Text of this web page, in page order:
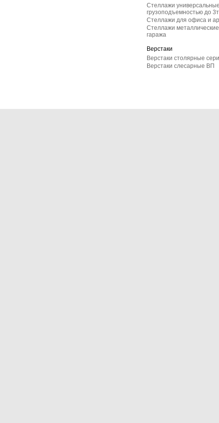
Стеллажи
грузоподъемностью до
Стеллажи для офиса и
Стеллажи
гаража
Верстаки
Верстаки столярные
Верстаки слесарные ВП